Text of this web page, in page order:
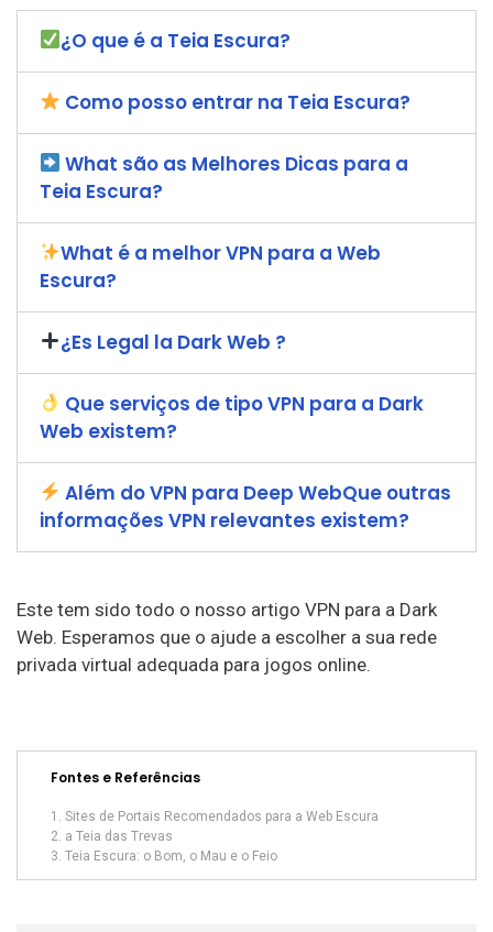
¿O que é a Teia Escura?
Como posso entrar na Teia Escura?
What são as Melhores Dicas para a
Teia Escura?
What é a melhor VPN para a Web
Escura?
¿Es Legal la Dark Web ?
Que serviços de tipo VPN para a Dark
Web existem?
Além do VPN para Deep WebQue outras
informações VPN relevantes existem?
Este tem sido todo o nosso artigo VPN para a Dark
Web. Esperamos que o ajude a escolher a sua rede
privada virtual adequada para jogos online.
Fontes e Referências
Sites de Portais Recomendados para a Web Escura
a Teia das Trevas
Teia Escura: o Bom, o Mau e o Feio